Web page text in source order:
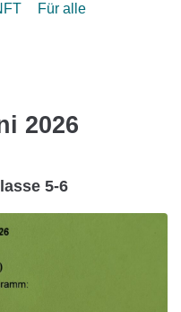
Für alle
2026
5-6